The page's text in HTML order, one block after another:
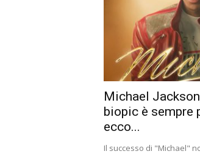
Michael
biopic è sempre
ecco...
Il successo di "Michael"